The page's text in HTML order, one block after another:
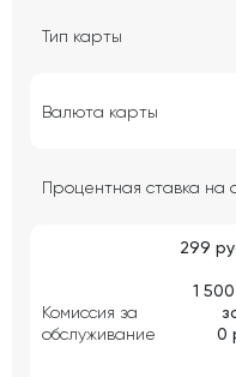
Тип карты
Валюта карты
Процентная ставка на
Комиссия за
обслуживание
299
1
0